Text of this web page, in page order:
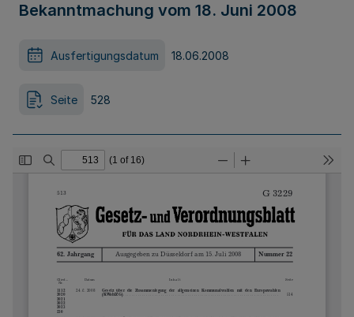
Bekanntmachung vom 18. Juni 2008
Ausfertigungsdatum 18.06.2008
Seite 528